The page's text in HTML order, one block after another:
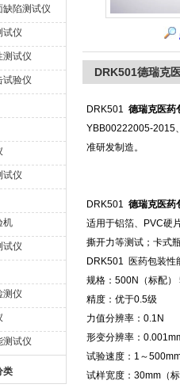
缺陷测试仪
试仪
测试仪
试验仪
试仪
机
试仪
测仪
测试仪
类
DRK501德瑞克
DRK501 德瑞克医药
YBB00222005-2015
准研发制造。
DRK501 德瑞克医药
适用于铝箔、PVC硬
撕开力等测试；卡式
DRK501 医药包装性
规格：500N（标配）
精度：优于0.5级
力值分辨率：0.1N
形变分辨率：
试验速度：1～
试样宽度：30mm（